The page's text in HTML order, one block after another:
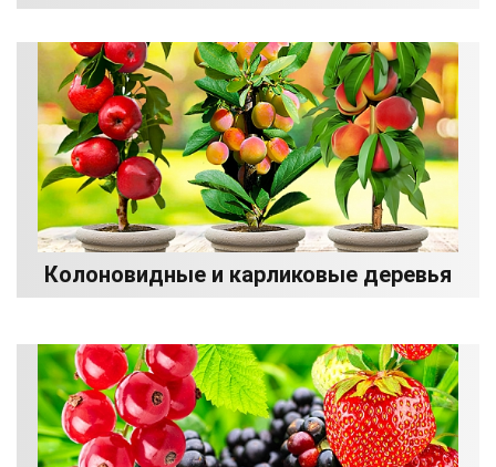
Колоновидные и карликовые деревья